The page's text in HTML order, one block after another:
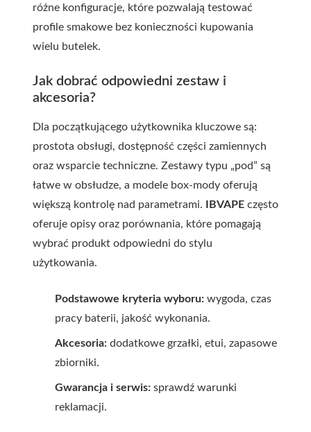
różne konfiguracje, które pozwalają testować
profile smakowe bez konieczności kupowania
wielu butelek.
Jak dobrać odpowiedni zestaw i
akcesoria?
Dla początkującego użytkownika kluczowe są:
prostota obsługi, dostępność części zamiennych
oraz wsparcie techniczne. Zestawy typu „pod” są
łatwe w obsłudze, a modele box-mody oferują
większą kontrolę nad parametrami. IBVAPE często
oferuje opisy oraz porównania, które pomagają
wybrać produkt odpowiedni do stylu
użytkowania.
Podstawowe kryteria wyboru: wygoda, czas
pracy baterii, jakość wykonania.
Akcesoria: dodatkowe grzałki, etui, zapasowe
zbiorniki.
Gwarancja i serwis: sprawdź warunki
reklamacji.